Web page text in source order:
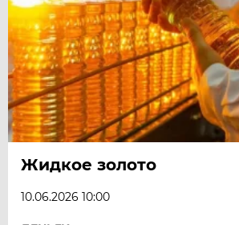
Жидкое золото
10.06.2026 10:00